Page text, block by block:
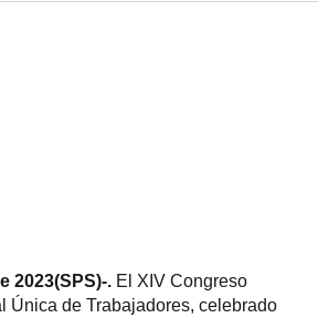
2023(SPS)-. El XIV Congreso
Única de Trabajadores, celebrado